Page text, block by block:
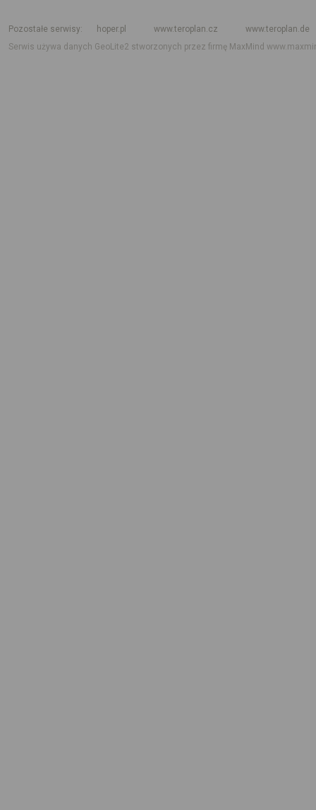
Pozostałe serwisy
hoper.pl www.teroplan.cz
www.teroplan.de
Serwis używa danych GeoLite2 stworzonych przez firmę MaxMind